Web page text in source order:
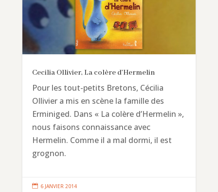
Cecilia Ollivier, La colère d’Hermelin
Pour les tout-petits Bretons, Cécilia
Ollivier a mis en scène la famille des
Erminiged. Dans « La colère d’Hermelin »,
nous faisons connaissance avec
Hermelin. Comme il a mal dormi, il est
grognon.
 6 JANVIER 2014